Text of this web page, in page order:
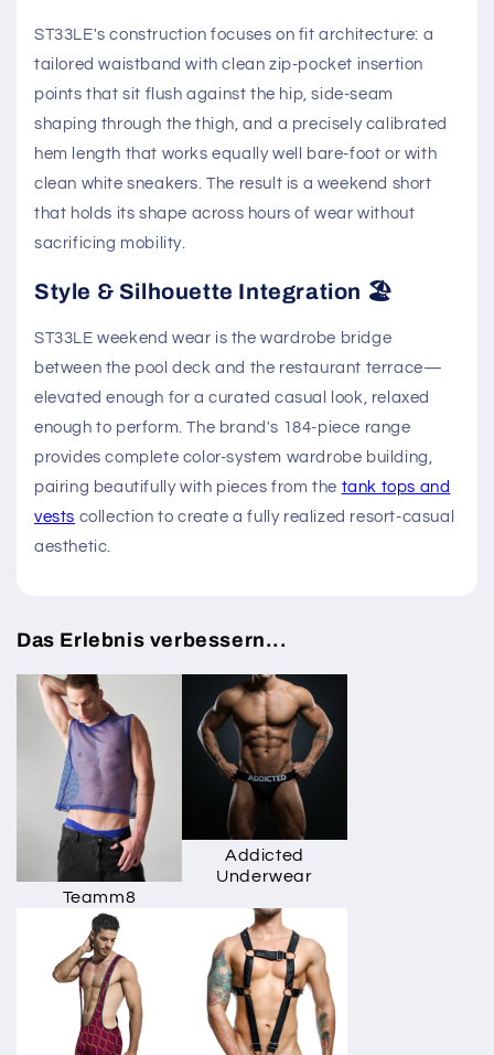
ST33LE's construction focuses on fit architecture: a
tailored waistband with clean zip-pocket insertion
points that sit flush against the hip, side-seam
shaping through the thigh, and a precisely calibrated
hem length that works equally well bare-foot or with
clean white sneakers. The result is a weekend short
that holds its shape across hours of wear without
sacrificing mobility.
Style & Silhouette Integration 🏖️
ST33LE weekend wear is the wardrobe bridge
between the pool deck and the restaurant terrace—
elevated enough for a curated casual look, relaxed
enough to perform. The brand's 184-piece range
provides complete color-system wardrobe building,
pairing beautifully with pieces from the tank tops and
vests collection to create a fully realized resort-casual
aesthetic.
Das Erlebnis verbessern...
Teamm8
Addicted
Underwear